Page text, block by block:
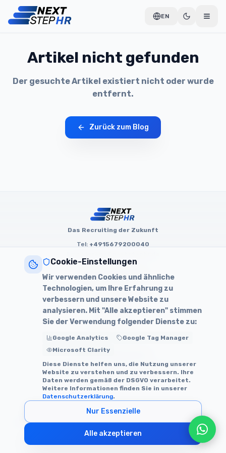
Cookie-Einstellungen
Wir verwenden Cookies und ähnliche
Technologien, um Ihre Erfahrung zu
verbessern und unsere Website zu
analysieren. Mit "Alle akzeptieren" stimmen
Sie der Verwendung folgender Dienste zu:
Google Analytics
Google Tag Manager
Microsoft Clarity
Diese Dienste helfen uns, die Nutzung unserer
Website zu verstehen und zu verbessern. Ihre
Daten werden gemäß der DSGVO verarbeitet.
Weitere Informationen finden Sie in unserer
Datenschutzerklärung.
Nur Essenzielle
Alle akzeptieren
EN
Artikel nicht gefunden
Der gesuchte Artikel existiert nicht oder wurde
entfernt.
Zurück zum Blog
Das Recruiting der Zukunft
Tel: +4915679200040
Über NextStepHR
Über uns
Leistungen
Features
Testimonials
Kontakt & Demo
Weitere Ressourcen
Kostenlose KI-Recruitingkanalanalyse
LinkedIn: NextStepHR
Datenschutz Impressum
2023 NextStepHR vertreten durch Lorenz Kopp. Alle Rechte
vorbehalten.